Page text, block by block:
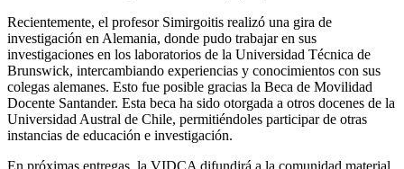
Recientemente, el profesor Simirgoitis realizó una gira de
investigación en Alemania, donde pudo trabajar en sus
investigaciones en los laboratorios de la Universidad Técnica de
Brunswick, intercambiando experiencias y conocimientos con sus
colegas alemanes. Esto fue posible gracias la Beca de Movilidad
Docente Santander. Esta beca ha sido otorgada a otros docenes de la
Universidad Austral de Chile, permitiéndoles participar de otras
instancias de educación e investigación.
En próximas entregas, la VIDCA difundirá a la comunidad material